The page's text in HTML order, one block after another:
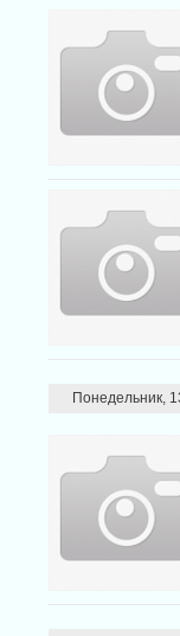
Понедельник,